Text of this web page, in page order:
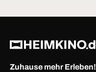
Zuhause mehr Erleben!